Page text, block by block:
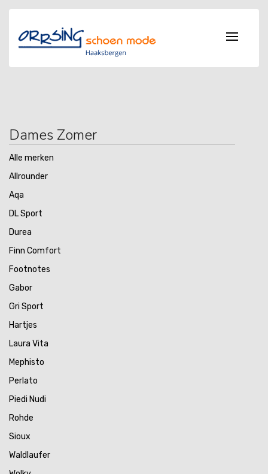
Dames Zomer
Alle merken
Allrounder
Aqa
DL Sport
Durea
Finn Comfort
Footnotes
Gabor
Gri Sport
Hartjes
Laura Vita
Mephisto
Perlato
Piedi Nudi
Rohde
Sioux
Waldlaufer